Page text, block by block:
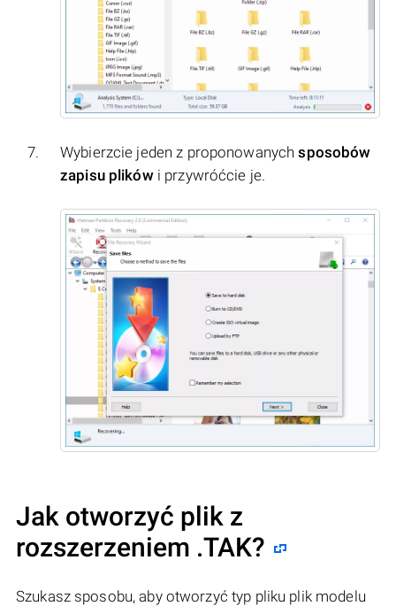
Wybierzcie jeden z proponowanychsposobów
zapisu plikówi przywróćcie je.
Jak otworzyć plik z
rozszerzeniem .TAK?
Szukasz sposobu, aby otworzyć typ pliku plik modelu